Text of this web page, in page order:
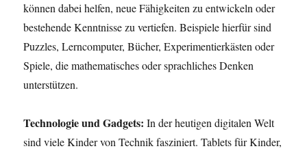
können dabei helfen, neue Fähigkeiten zu entwickeln oder
bestehende Kenntnisse zu vertiefen. Beispiele hierfür sind
Puzzles, Lerncomputer, Bücher, Experimentierkästen oder
Spiele, die mathematisches oder sprachliches Denken
unterstützen.
Technologie und Gadgets: In der heutigen digitalen Welt
sind viele Kinder von Technik fasziniert. Tablets für Kinder,